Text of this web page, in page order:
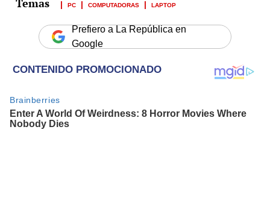
PC COMPUTADORAS LAPTOP
Prefiero a La República en
Google